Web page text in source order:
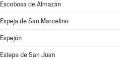
Escobosa de Almazán
Espeja de San Marcelino
Espejón
Estepa de San Juan